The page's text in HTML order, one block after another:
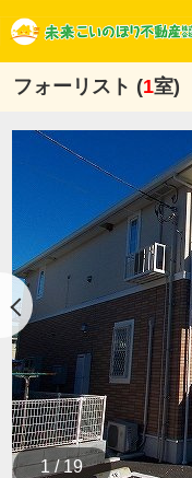
フォーリスト (1室)
1 / 19